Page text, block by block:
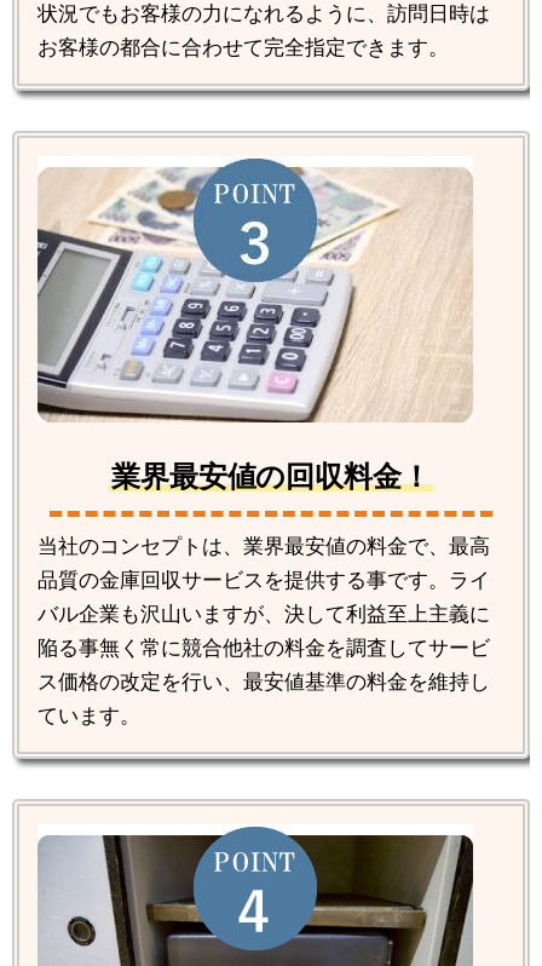
状況でもお客様の力になれるように、訪問日時は
お客様の都合に合わせて完全指定できます。
業界最安値の回収料金！
当社のコンセプトは、業界最安値の料金で、最高
品質の金庫回収サービスを提供する事です。ライ
バル企業も沢山いますが、決して利益至上主義に
陥る事無く常に競合他社の料金を調査してサービ
ス価格の改定を行い、最安値基準の料金を維持し
ています。